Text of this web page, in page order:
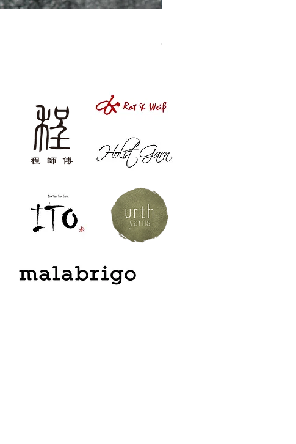
價格
$1,050.00